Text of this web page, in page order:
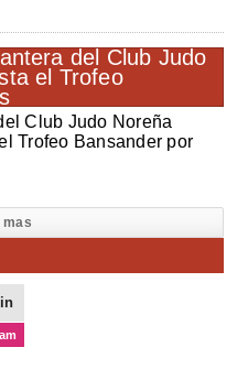
Club Judo Noreña
Trofeo Bansander por
mas